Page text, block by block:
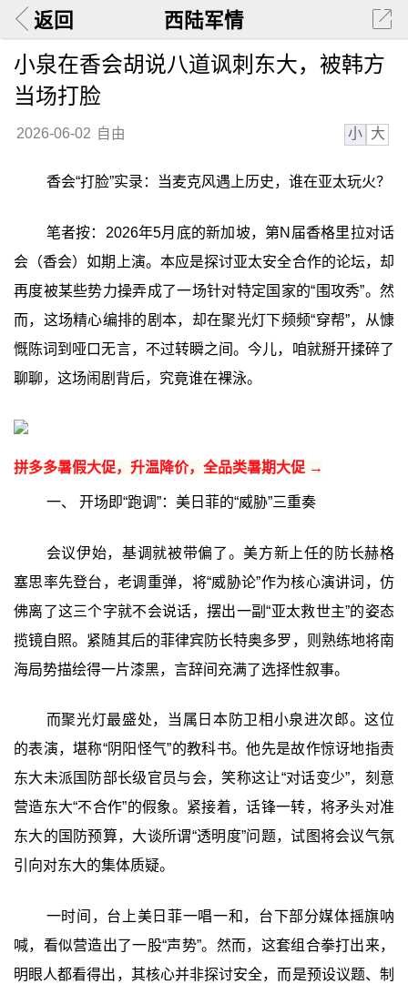
返回 西陆军情
小泉在香会胡说八道讽刺东大，被韩方
当场打脸
2026-06-02 自由 小 大
香会“打脸”实录：当麦克风遇上历史，谁在亚太玩火？
笔者按：2026年5月底的新加坡，第N届香格里拉对话
会（香会）如期上演。本应是探讨亚太安全合作的论坛，却
再度被某些势力操弄成了一场针对特定国家的“围攻秀”。然
而，这场精心编排的剧本，却在聚光灯下频频“穿帮”，从慷
慨陈词到哑口无言，不过转瞬之间。今儿，咱就掰开揉碎了
聊聊，这场闹剧背后，究竟谁在裸泳。
拼多多暑假大促，升温降价，全品类暑期大促 →
一、 开场即“跑调”：美日菲的“威胁”三重奏
会议伊始，基调就被带偏了。美方新上任的防长赫格
塞思率先登台，老调重弹，将“威胁论”作为核心演讲词，仿
佛离了这三个字就不会说话，摆出一副“亚太救世主”的姿态
揽镜自照。紧随其后的菲律宾防长特奥多罗，则熟练地将南
海局势描绘得一片漆黑，言辞间充满了选择性叙事。
而聚光灯最盛处，当属日本防卫相小泉进次郎。这位
的表演，堪称“阴阳怪气”的教科书。他先是故作惊讶地指责
东大未派国防部长级官员与会，笑称这让“对话变少”，刻意
营造东大“不合作”的假象。紧接着，话锋一转，将矛头对准
东大的国防预算，大谈所谓“透明度”问题，试图将会议气氛
引向对东大的集体质疑。
一时间，台上美日菲一唱一和，台下部分媒体摇旗呐
喊，看似营造出了一股“声势”。然而，这套组合拳打出来，
明眼人都看得出，其核心并非探讨安全，而是预设议题、制